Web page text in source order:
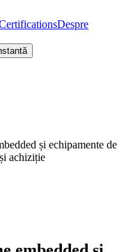
Despre
și echipamente de
achiziție